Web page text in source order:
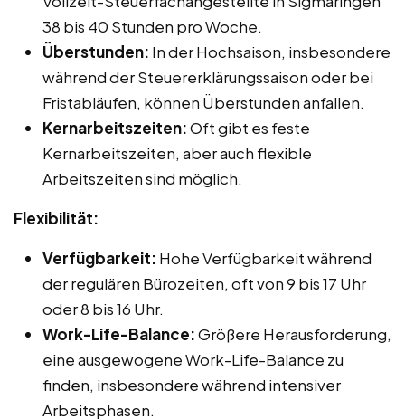
38 bis 40 Stunden pro Woche.
Überstunden: In der Hochsaison, insbesondere
während der Steuererklärungssaison oder bei
Fristabläufen, können Überstunden anfallen.
Kernarbeitszeiten:Oft gibt es feste
Kernarbeitszeiten, aber auch flexible
Arbeitszeiten sind möglich.
Flexibilität:
Verfügbarkeit: Hohe Verfügbarkeit während
der regulären Bürozeiten, oft von 9 bis 17 Uhr
oder 8 bis 16 Uhr.
Work-Life-Balance:Größere Herausforderung,
eine ausgewogene Work-Life-Balance zu
finden, insbesondere während intensiver
Arbeitsphasen.